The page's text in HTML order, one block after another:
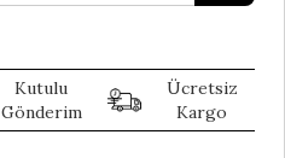
Kutulu
Gönderim
Ücretsiz
Kargo